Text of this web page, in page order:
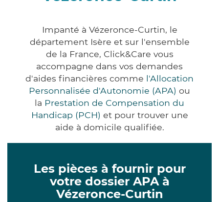
Impanté à Vézeronce-Curtin, le
département Isère et sur l'ensemble
de la France, Click&Care vous
accompagne dans vos demandes
d'aides financières comme l'Allocation
Personnalisée d'Autonomie (APA) ou
la Prestation de Compensation du
Handicap (PCH) et pour trouver une
aide à domicile qualifiée.
Les pièces à fournir pour
votre dossier APA à
Vézeronce-Curtin